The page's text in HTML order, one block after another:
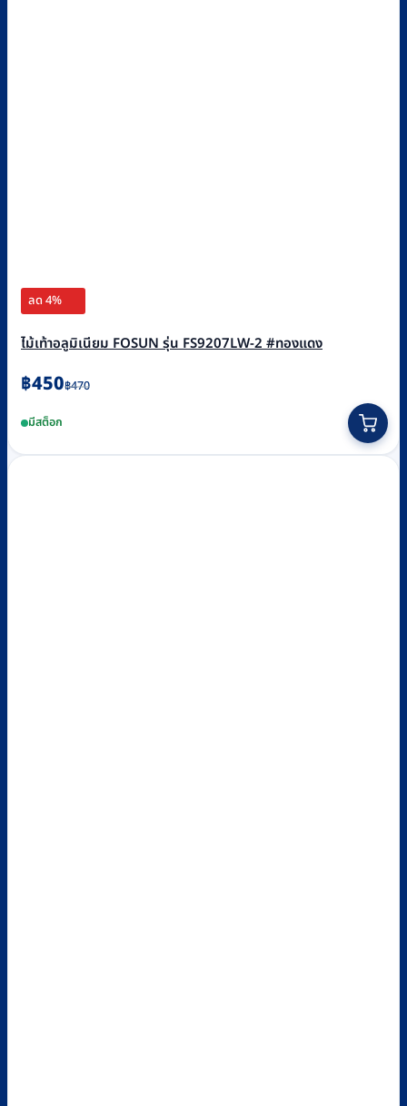
ลด 4%
ไม้เท้าอลูมิเนียม FOSUN รุ่น FS9207LW-2 #ทองแดง
฿470
Original
was:
฿470.
฿450
Current
is:
฿450.
มีสต็อก